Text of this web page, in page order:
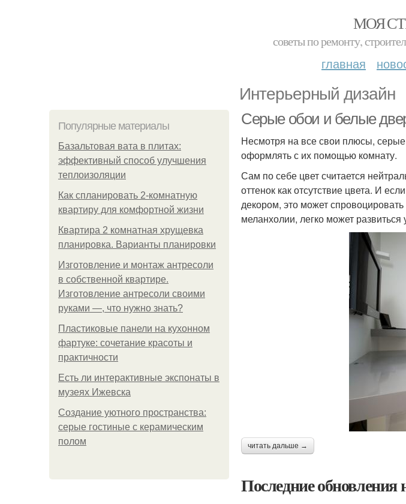
МОЯ
советы по ремонту,
главная
Интерьерный дизайн
Популярные материалы
Базальтовая вата в плитах:
эффективный способ улучшения
теплоизоляции
Как спланировать 2-комнатную
квартиру для комфортной жизни
Квартира 2 комнатная хрущевка
планировка. Варианты планировки
Изготовление и монтаж антресоли
в собственной квартире.
Изготовление антресоли своими
руками —, что нужно знать?
Пластиковые панели на кухонном
фартуке: сочетание красоты и
практичности
Есть ли интерактивные экспонаты в
музеях Ижевска
Создание уютного пространства:
серые гостиные с керамическим
полом
Серые обои и белые
Несмотря на все свои плюсы,
оформлять с их помощью комнату.
Сам по себе цвет считается
оттенок как отсутствие цвета. И
декором, это может
меланхолии, легко может
читать дальше →
Последние обновления